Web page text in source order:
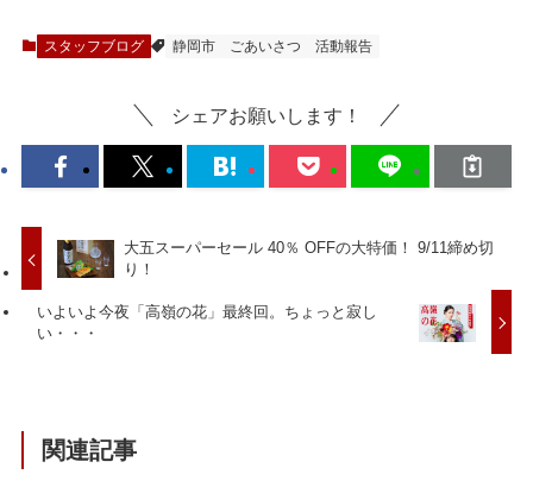
スタッフブログ 静岡市 ごあいさつ 活動報告
シェアお願いします！
大五スーパーセール 40％ OFFの大特価！ 9/11締め切
り！
いよいよ今夜「高嶺の花」最終回。ちょっと寂し
い・・・
関連記事